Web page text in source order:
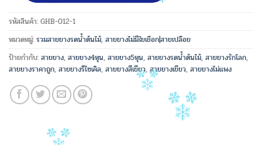
รหัสสินค้า: GHB-012-1
หมวดหมู่: รวมสายยางรดน้ำต้นไม้, สายยางไม่มีใยเชือก|สายเปลือย
ป้ายกำกับ: สายยาง, สายยาง4หุน, สายยาง5หุน, สายยางรดน้ำต้นไม้, สายยางรักโลก,
สายยางราคาถูก, สายยางรีไซเคิล, สายยางสีเขียว, สายยางเขียว, สายยางไม่แพง